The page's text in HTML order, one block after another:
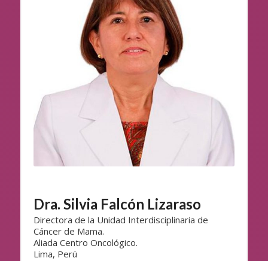
Dra. Silvia Falcón Lizaraso
Directora de la Unidad Interdisciplinaria de
Cáncer de Mama.
Aliada Centro Oncológico.
Lima, Perú